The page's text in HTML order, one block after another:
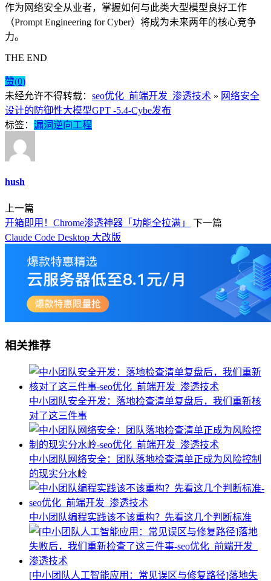
作为网络安全从业者，掌握如何与此类大型模型良好工作
（Prompt Engineering for Cyber）将成为未来两年的核心竞争
力。
THE END
赞(0)
未经允许不得转载： seo优化_前端开发_渗透技术 » 网络安全
设计的防御性大模型GPT -5.4-Cybe发布
标签： 漏洞逆向工程
hush
上一篇
开箱即用！Chrome渗透神器「功能全拉满」
下一篇
Claude Code Desktop 大改版
相关推荐
中小团队安全开发：落地检查清单复盘后，我们重新核
对了这三件事
中小团队网络安全：团队落地检查清单正成为风险控制
的现实分水岭
中小团队编程实践该不该重构？先看这几个判断标准
[中小团队人工智能应用：常见误区与修复路径]落地失